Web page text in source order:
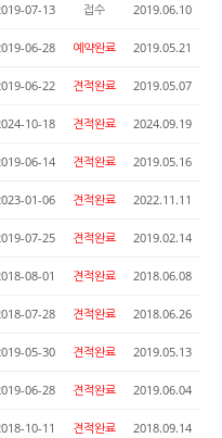
07-13 접수 2019.06.10
06-28 예약완료 2019.05.21
06-22 견적완료 2019.05.07
10-18 견적완료 2024.09.19
06-14 견적완료 2019.05.16
01-06 견적완료 2022.11.11
07-25 견적완료 2019.02.14
08-01 견적완료 2018.06.08
07-28 견적완료 2018.06.26
05-30 견적완료 2019.05.13
06-28 견적완료 2019.06.04
10-11 견적완료 2018.09.14